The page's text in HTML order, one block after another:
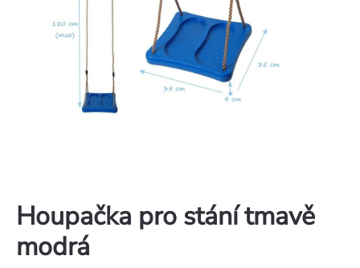
Houpačka pro stání tmavě
modrá